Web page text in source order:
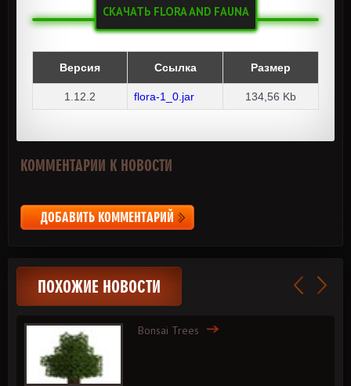
СКАЧАТЬ FLORA AND FAUNA
Версия Ссылка Размер
1.12.2 flora-1_0.jar 134,56 Kb
КОММЕНТАРИИ К НОВОСТИ
ДОБАВИТЬ КОММЕНТАРИЙ
ПОХОЖИЕ НОВОСТИ
Bonsai Trees